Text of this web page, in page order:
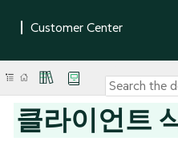
클라이언트